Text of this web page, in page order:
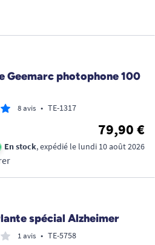
Geemarc photophone 100
8 avis • TE-1317
79,90 €
En stock, expédié le lundi 10 août 2026
spécial Alzheimer
1 avis • TE-5758